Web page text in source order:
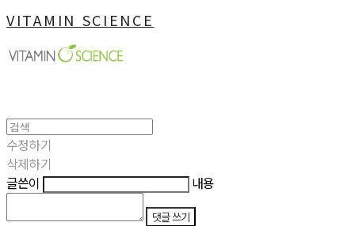
VITAMIN SCIENCE
수정하기
삭제하기
글쓴이
내용
댓글 쓰기